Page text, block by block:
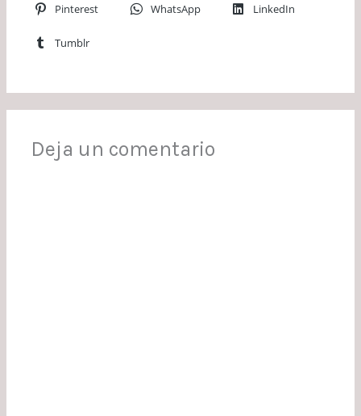
Pinterest WhatsApp LinkedIn
Tumblr
Deja un comentario